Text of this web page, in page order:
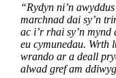
“Rydyn ni’n
marchnad dai sy’n
ac i’r rhai sy’n
eu cymunedau. Wrth
wrando ar a deall
alwad gref am